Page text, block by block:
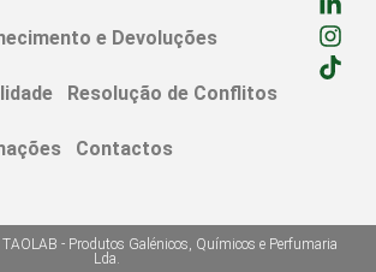
e Devoluções
Resolução de Conflitos
Contactos
- Produtos Galénicos, Químicos e Perfumaria
Lda.